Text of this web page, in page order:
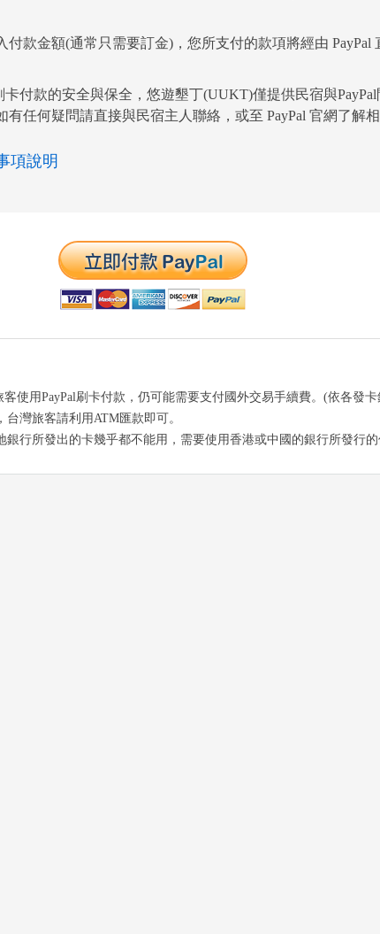
款金額(通常只需要訂金)，您所支付的款項將經由 PayPal
卡付款的安全與保全，悠遊墾丁(UUKT)僅提供民宿與
任何疑問請直接與民宿主人聯絡，或至 PayPal 官網了解相
項說明
客使用PayPal刷卡付款，仍可能需要支付國外交易手續費。(依各發
灣旅客請利用ATM匯款即可。
行所發出的卡幾乎都不能用，需要使用香港或中國的銀行所發行的